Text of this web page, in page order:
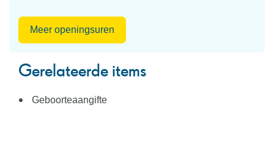
Meer openingsuren
Gerelateerde items
Geboorteaangifte